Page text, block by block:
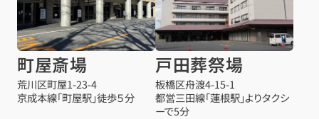
町屋斎場
荒川区町屋1-23-4
京成本線「町屋駅」徒歩５分
戸田葬祭場
板橋区舟渡4-15-1
都営三田線「蓮根駅」よりタクシ
ーで5分